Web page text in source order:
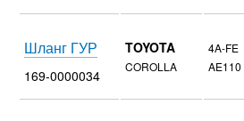
Шланг ГУР
169-0000034
TOYOTA
COROLLA
4A-FE
AE110